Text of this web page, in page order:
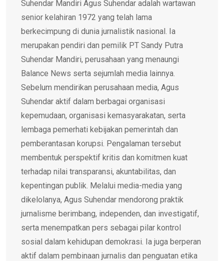
Suhendar Mandiri Agus Suhendar adalah wartawan
senior kelahiran 1972 yang telah lama
berkecimpung di dunia jurnalistik nasional. Ia
merupakan pendiri dan pemilik PT Sandy Putra
Suhendar Mandiri, perusahaan yang menaungi
Balance News serta sejumlah media lainnya.
Sebelum mendirikan perusahaan media, Agus
Suhendar aktif dalam berbagai organisasi
kepemudaan, organisasi kemasyarakatan, serta
lembaga pemerhati kebijakan pemerintah dan
pemberantasan korupsi. Pengalaman tersebut
membentuk perspektif kritis dan komitmen kuat
terhadap nilai transparansi, akuntabilitas, dan
kepentingan publik. Melalui media-media yang
dikelolanya, Agus Suhendar mendorong praktik
jurnalisme berimbang, independen, dan investigatif,
serta menempatkan pers sebagai pilar kontrol
sosial dalam kehidupan demokrasi. Ia juga berperan
aktif dalam pembinaan jurnalis dan penguatan etika